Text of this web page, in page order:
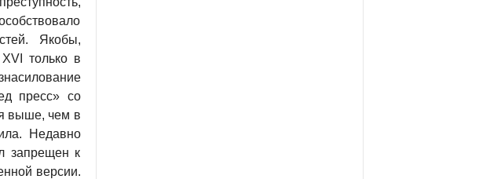
Якобы,
только в
пресс» со
выше, чем в
Недавно
запрещен к
версии.